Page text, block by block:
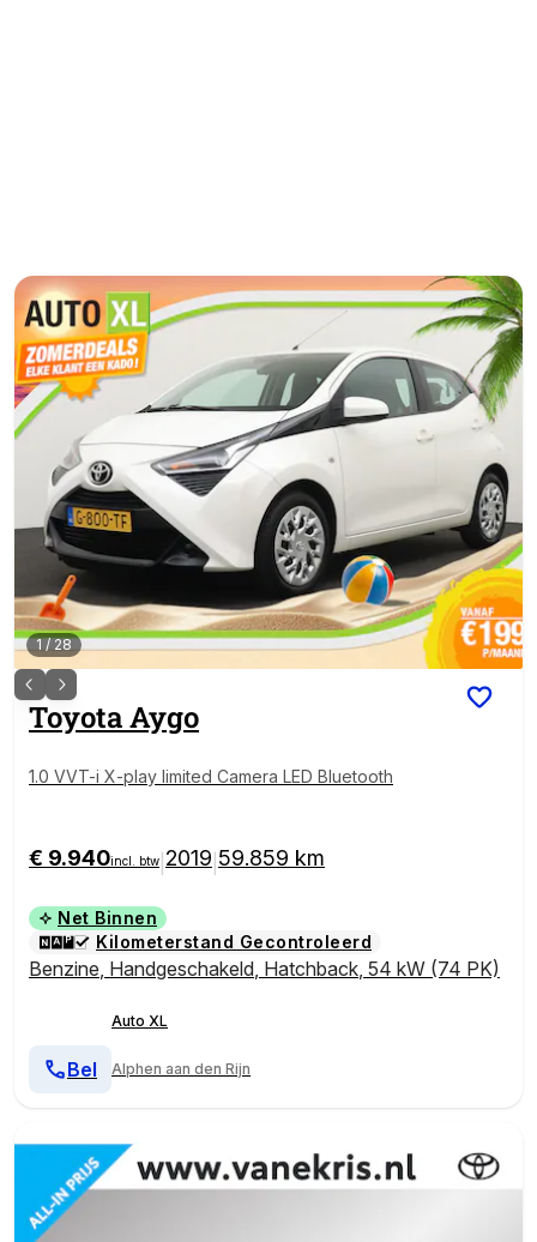
1/28
ToyotaAygo
1.0 VVT-i X-play limited Camera LED Bluetooth
€ 9.940incl. btw 2019 59.859 km
Net Binnen
Kilometerstand Gecontroleerd
Benzine, Handgeschakeld, Hatchback, 54 kW (74 PK)
Auto XL
Alphen aan den Rijn
Bel